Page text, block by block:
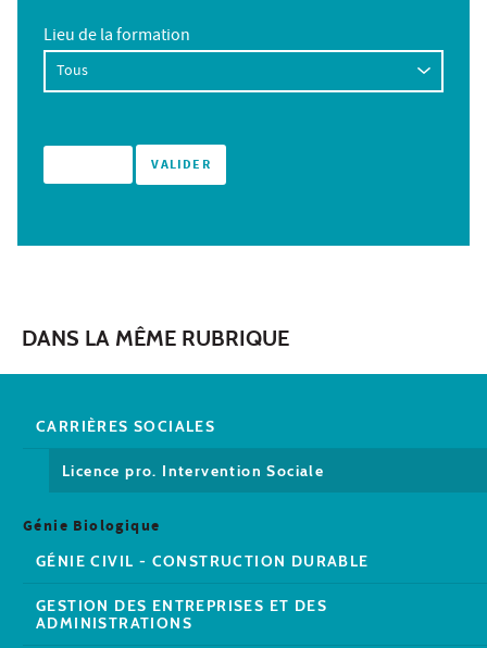
Lieu de la formation
DANS LA MÊME RUBRIQUE
CARRIÈRES SOCIALES
Licence pro. Intervention Sociale
Génie Biologique
GÉNIE CIVIL - CONSTRUCTION DURABLE
GESTION DES ENTREPRISES ET DES
ADMINISTRATIONS